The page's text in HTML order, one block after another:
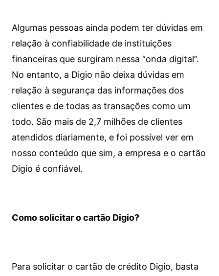
Algumas pessoas ainda podem ter dúvidas em
relação à confiabilidade de instituições
financeiras que surgiram nessa “onda digital”.
No entanto, a Digio não deixa dúvidas em
relação à segurança das informações dos
clientes e de todas as transações como um
todo. São mais de 2,7 milhões de clientes
atendidos diariamente, e foi possível ver em
nosso conteúdo que sim, a empresa e o cartão
Digio é confiável.
Como solicitar o cartão Digio?
Para solicitar o cartão de crédito Digio, basta